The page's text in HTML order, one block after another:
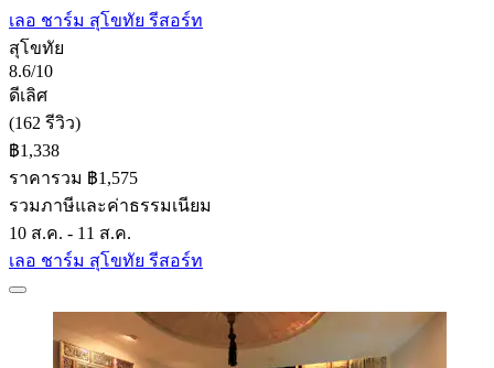
เลอ ชาร์ม สุโขทัย รีสอร์ท
สุโขทัย
8.6/10
ดีเลิศ
(162 รีวิว)
฿1,338
ราคารวม ฿1,575
รวมภาษีและค่าธรรมเนียม
10 ส.ค. - 11 ส.ค.
เลอ ชาร์ม สุโขทัย รีสอร์ท